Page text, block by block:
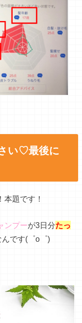
い♡最後に
です(゜o゜)